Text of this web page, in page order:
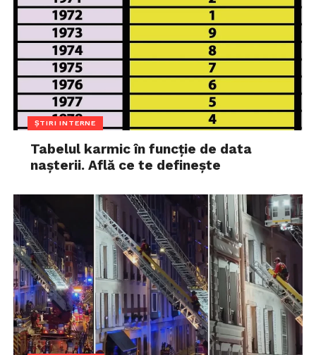
ȘTIRI INTERNE
Tabelul karmic în funcție de data
nașterii. Află ce te definește